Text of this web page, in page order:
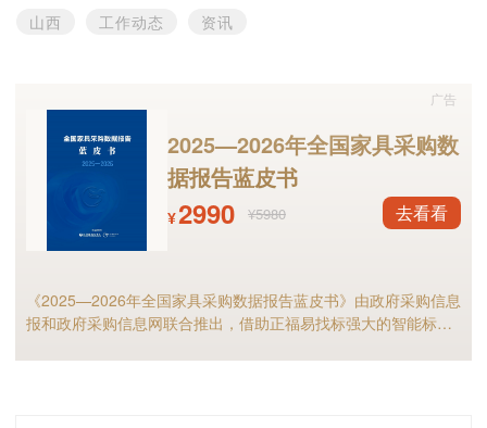
——各民族血脉相融，是中华民族共同体形成
各民族共同在中华大地上繁衍生息，有着千丝万缕的血
血脉相融、骨肉相连，你中有我、我中有你，多元一体
体。历史充分证明，中华民族是各民族长期交往交流交
不断团结融合、自觉融入中华民族大家庭，才能拥有更美
——各民族信念相同，是中华民族缔造统一的
力。
中华民族自古以来就秉持“六合同风，九州共贯”、“天下
统看作是“天地之常经，古今之通义”。自秦统一中国后
散、文明不可断的共同信念。历史充分证明，我们统一的
山西 工作动态 资讯
2025—2026年全国家具采购数
据报告蓝皮书
¥2990 ¥5980 去看看
《2025—2026年全国家具采购数据报告蓝皮书》由政府采购信息
报和政府采购信息网联合推出，借助正福易找标强大的智能标讯
广告